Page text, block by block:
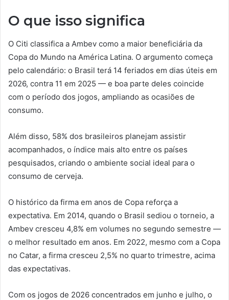
O que isso significa
O Citi classifica a Ambev como a maior beneficiária da
Copa do Mundo na América Latina. O argumento começa
pelo calendário: o Brasil terá 14 feriados em dias úteis em
2026, contra 11 em 2025 — e boa parte deles coincide
com o período dos jogos, ampliando as ocasiões de
consumo.
Além disso, 58% dos brasileiros planejam assistir
acompanhados, o índice mais alto entre os países
pesquisados, criando o ambiente social ideal para o
consumo de cerveja.
O histórico da firma em anos de Copa reforça a
expectativa. Em 2014, quando o Brasil sediou o torneio, a
Ambev cresceu 4,8% em volumes no segundo semestre —
o melhor resultado em anos. Em 2022, mesmo com a Copa
no Catar, a firma cresceu 2,5% no quarto trimestre, acima
das expectativas.
Com os jogos de 2026 concentrados em junho e julho, o